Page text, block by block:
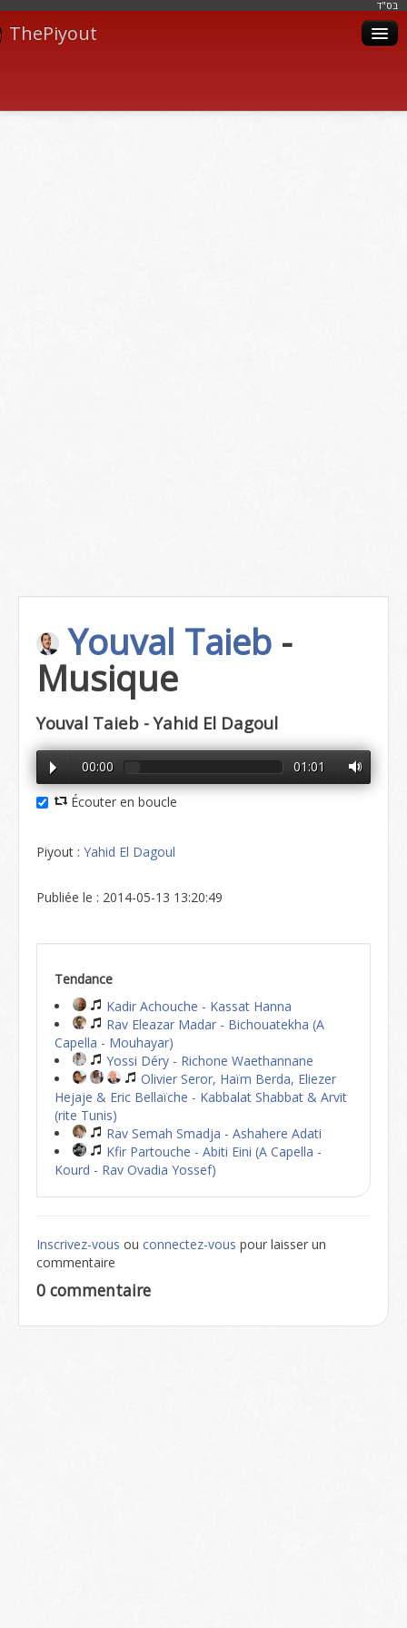
בּס"ד
ThePiyout
Youval Taieb -
Musique
Youval Taieb - Yahid El Dagoul
00:00 01:01
Écouter en boucle
Piyout : Yahid El Dagoul
Publiée le : 2014-05-13 13:20:49
Tendance
Kadir Achouche - Kassat Hanna
Rav Eleazar Madar - Bichouatekha (A
Capella - Mouhayar)
Yossi Déry - Richone Waethannane
Olivier Seror, Haïm Berda, Eliezer
Hejaje & Eric Bellaïche - Kabbalat Shabbat & Arvit
(rite Tunis)
Rav Semah Smadja - Ashahere Adati
Kfir Partouche - Abiti Eini (A Capella -
Kourd - Rav Ovadia Yossef)
Inscrivez-vous ou connectez-vous pour laisser un
commentaire
0 commentaire